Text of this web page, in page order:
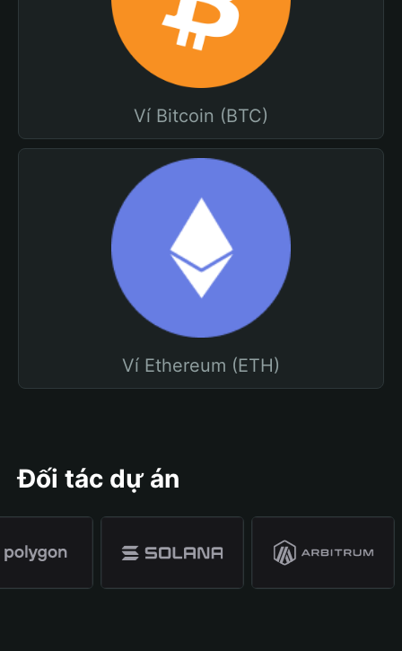
Ví Bitcoin (BTC)
Ví Ethereum (ETH)
Đối tác dự án